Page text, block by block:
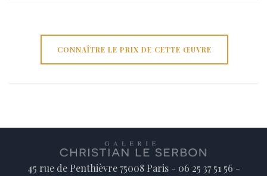
CONNAÎTRE LE PRIX DE CETTE ŒUVRE
45 rue de Penthièvre 75008 Paris - 06 25 37 51 56 -